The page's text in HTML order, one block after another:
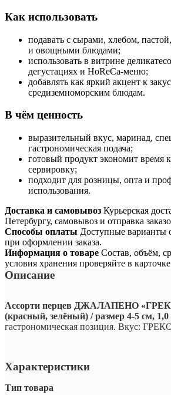
Как использовать
подавать с сырами, хлебом,
и овощными блюдами;
использовать в витрине
дегустациях и HoReCa-меню;
добавлять как яркий акцент к
средиземноморским блюдам.
В чём ценность
выразительный вкус, маринад,
гастрономическая подача;
готовый продукт экономит время
сервировку;
подходит для розницы, опта и
использования.
Доставка и самовывоз Курьерская
Петербургу, самовывоз и отправка
Способы оплаты Доступные варианты
при оформлении заказа.
Информация о товаре Состав, объём,
условия хранения проверяйте в
Описание
Ассорти перцев ДЖАЛАПЕНО
(красный, зелёный) / размер 4-5 см, 1,0
гастрономическая позиция. Вкус:
Характеристики
Тип товара